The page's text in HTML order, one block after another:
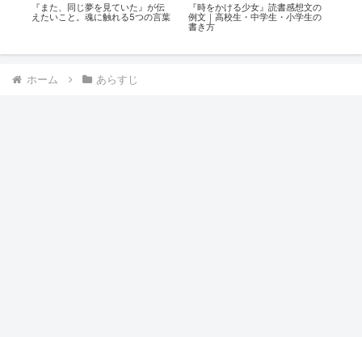
『また、同じ夢を見ていた』が伝
えたいこと。魂に触れる5つの言葉
『時をかける少女』読書感想文の
例文｜高校生・中学生・小学生の
書き方
ホーム あらすじ